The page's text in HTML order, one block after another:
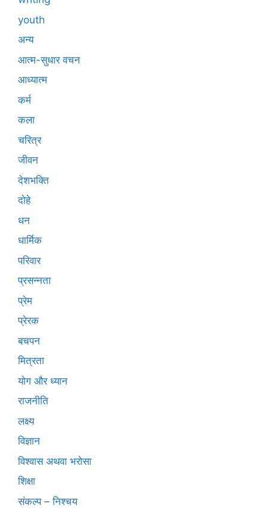
youth
अन्य
आत्म-सुधार वचन
आध्यात्म
कर्म
कला
चरित्र
जीवन
देशभक्ति
दोहे
धन
धार्मिक
परिवार
प्रसन्नता
प्रेम
प्रेरक
बचपन
मित्रता
योग और ध्यान
राजनीति
लक्ष्य
विज्ञान
विश्वास अथवा भरोसा
शिक्षा
संकल्प – निश्चय